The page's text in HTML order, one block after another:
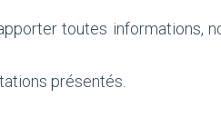
toutes informations,
présentés.